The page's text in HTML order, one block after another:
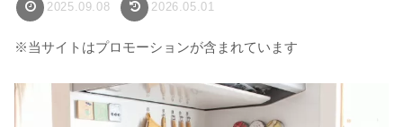
2025.09.08 2026.05.01
※当サイトはプロモーションが含まれています